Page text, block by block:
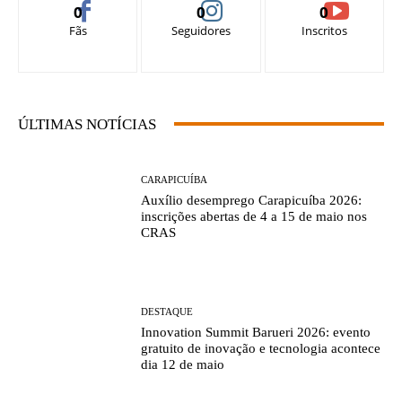
0
Fãs
0
Seguidores
0
Inscritos
ÚLTIMAS NOTÍCIAS
CARAPICUÍBA
Auxílio desemprego Carapicuíba 2026:
inscrições abertas de 4 a 15 de maio nos
CRAS
DESTAQUE
Innovation Summit Barueri 2026: evento
gratuito de inovação e tecnologia acontece
dia 12 de maio